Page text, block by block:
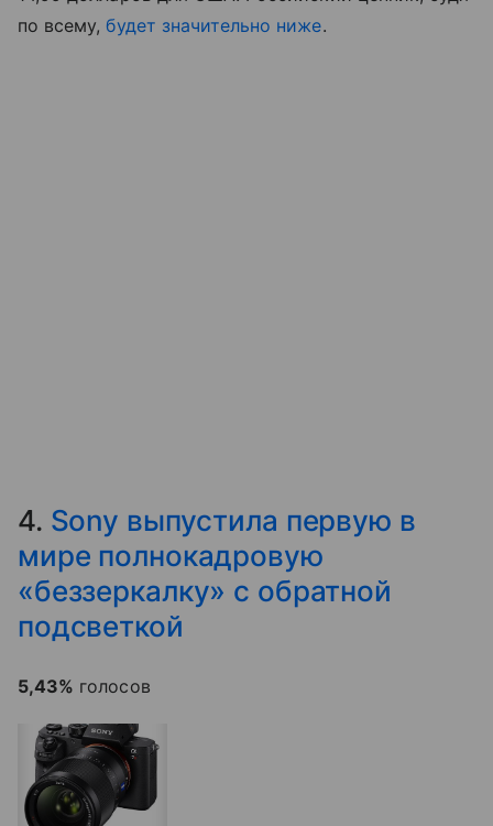
по всему,будет значительно ниже.
4. Sony выпустила первую в
мире полнокадровую
«беззеркалку» с обратной
подсветкой
5,43% голосов